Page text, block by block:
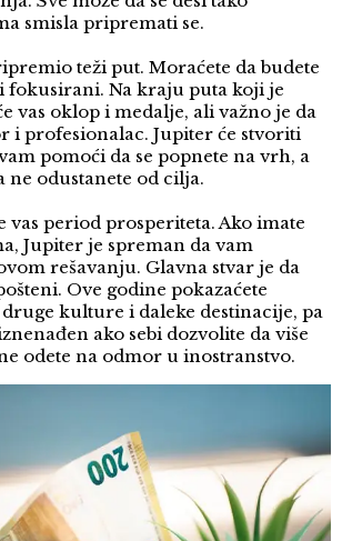
smisla pripremati se.
teži put. Moraćete da budete
fokusirani. Na kraju puta koji je
vas oklop i medalje, ali važno je da
i profesionalac. Jupiter će stvoriti
pomoći da se popnete na vrh, a
ne odustanete od cilja.
vas period prosperiteta. Ako imate
Jupiter je spreman da vam
rešavanju. Glavna stvar je da
Ove godine pokazaćete
kulture i daleke destinacije, pa
ako sebi dozvolite da više
odete na odmor u inostranstvo.